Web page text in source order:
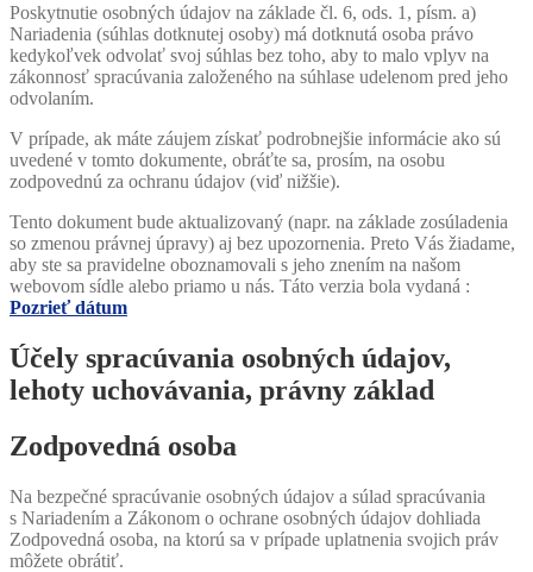
Poskytnutie osobných údajov na základe čl. 6, ods. 1, písm. a)
Nariadenia (súhlas dotknutej osoby) má dotknutá osoba právo
kedykoľvek odvolať svoj súhlas bez toho, aby to malo vplyv na
zákonnosť spracúvania založeného na súhlase udelenom pred jeho
odvolaním.
V prípade, ak máte záujem získať podrobnejšie informácie ako sú
uvedené v tomto dokumente, obráťte sa, prosím, na osobu
zodpovednú za ochranu údajov (viď nižšie).
Tento dokument bude aktualizovaný (napr. na základe zosúladenia
so zmenou právnej úpravy) aj bez upozornenia. Preto Vás žiadame,
aby ste sa pravidelne oboznamovali s jeho znením na našom
webovom sídle alebo priamo u nás. Táto verzia bola vydaná :
Pozrieť dátum
Účely spracúvania osobných údajov,
lehoty uchovávania, právny základ
Zodpovedná osoba
Na bezpečné spracúvanie osobných údajov a súlad spracúvania
s Nariadením a Zákonom o ochrane osobných údajov dohliada
Zodpovedná osoba, na ktorú sa v prípade uplatnenia svojich práv
môžete obrátiť.